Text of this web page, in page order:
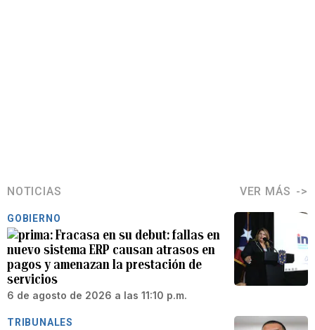
NOTICIAS VER MÁS
GOBIERNO
Fracasa en su debut: fallas en
nuevo sistema ERP causan atrasos en
pagos y amenazan la prestación de
servicios
6 de agosto de 2026 a las 11:10 p.m.
TRIBUNALES